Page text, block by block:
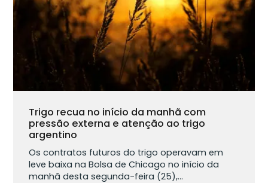
Trigo recua no início da manhã com
pressão externa e atenção ao trigo
argentino
Os contratos futuros do trigo operavam em
leve baixa na Bolsa de Chicago no início da
manhã desta segunda-feira (25),...